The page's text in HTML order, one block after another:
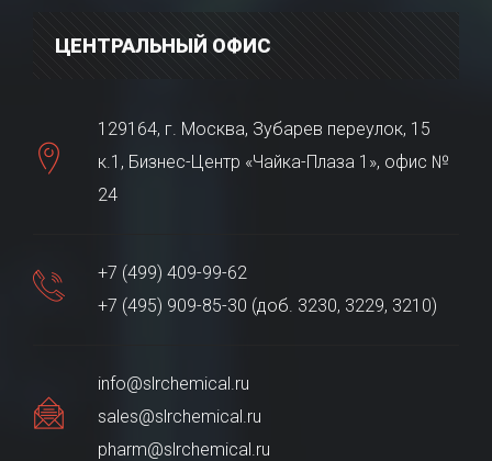
ЦЕНТРАЛЬНЫЙ ОФИС
129164, г. Москва, Зубарев переулок, 15
к.1, Бизнес-Центр «Чайка-Плаза 1», офис №
24
+7 (499) 409-99-62
+7 (495) 909-85-30 (доб. 3230, 3229, 3210)
info@slrchemical.ru
sales@slrchemical.ru
pharm@slrchemical.ru